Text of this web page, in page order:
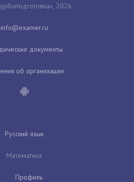
2026
документы
об организации
Русский язык
Математика
Профиль